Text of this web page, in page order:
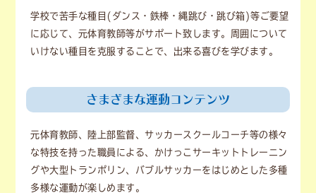
学校で苦手な種目(ダンス・鉄棒・縄跳び・跳び箱)等ご要望
に応じて、元体育教師等がサポート致します。周囲について
いけない種目を克服することで、出来る喜びを学びます。
さまざまな運動コンテンツ
元体育教師、陸上部監督、サッカースクールコーチ等の様々
な特技を持った職員による、かけっこサーキットトレーニン
グや大型トランポリン、バブルサッカーをはじめとした多種
多様な運動が楽しめます。